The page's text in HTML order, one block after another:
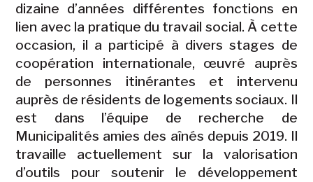
dizaine d’années différentes fonctions en
lien avec la pratique du travail social. À cette
occasion, il a participé à divers stages de
coopération internationale, œuvré auprès
de personnes itinérantes et intervenu
auprès de résidents de logements sociaux. Il
est dans l’équipe de recherche de
Municipalités amies des aînés depuis 2019. Il
travaille actuellement sur la valorisation
d’outils pour soutenir le développement